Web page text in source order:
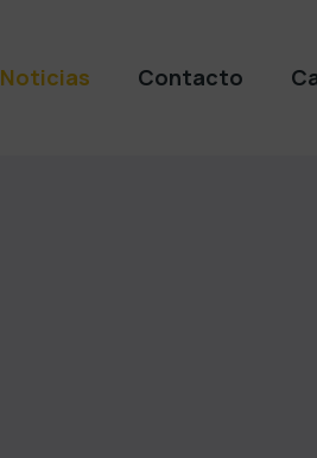
Noticias Contacto